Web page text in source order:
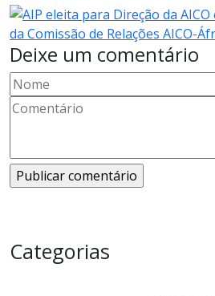
Deixe um comentário
Categorias